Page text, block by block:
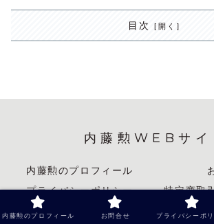
目次
内藤勲WEBサイ
内藤勲のプロフィール
プライバシーポリシー
特定商取
内藤勲のプロフィール お問合せ プライバシーポ